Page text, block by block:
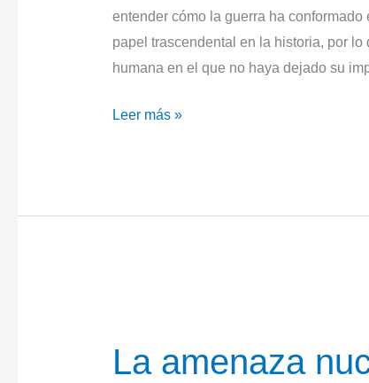
entender cómo la guerra ha
papel trascendental en la historia, por
humana en el que no haya dejado su
Historia
Leer más »
La amenaza